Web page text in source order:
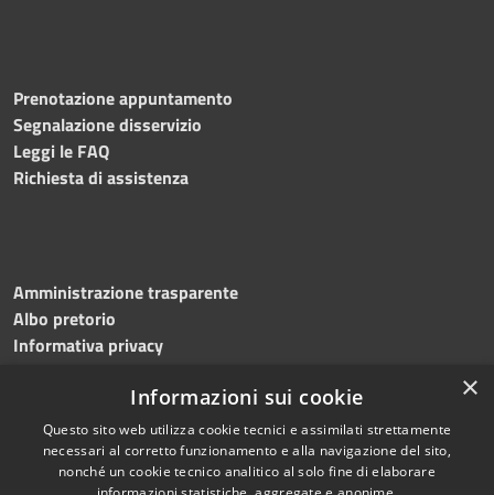
Prenotazione appuntamento
Segnalazione disservizio
Leggi le FAQ
Richiesta di assistenza
Amministrazione trasparente
Albo pretorio
Informativa privacy
Dichiarazione di accessibilità Meccanismo di feedback ×
Informazioni sui cookie
Questo sito web utilizza cookie tecnici e assimilati strettamente
necessari al corretto funzionamento e alla navigazione del sito,
nonché un cookie tecnico analitico al solo fine di elaborare